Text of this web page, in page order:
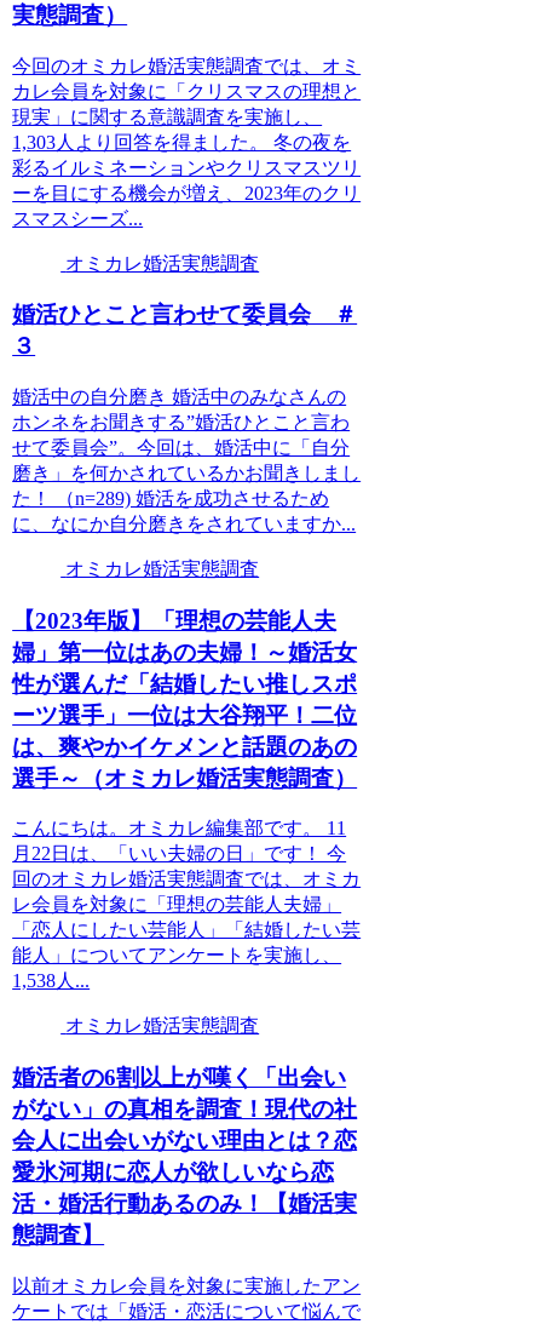
実態調査）
今回のオミカレ婚活実態調査では、オミ
カレ会員を対象に「クリスマスの理想と
現実」に関する意識調査を実施し、
1,303人より回答を得ました。 冬の夜を
彩るイルミネーションやクリスマスツリ
ーを目にする機会が増え、2023年のクリ
スマスシーズ...
オミカレ婚活実態調査
婚活ひとこと言わせて委員会 ＃
３
婚活中の自分磨き 婚活中のみなさんの
ホンネをお聞きする”婚活ひとこと言わ
せて委員会”。今回は、婚活中に「自分
磨き」を何かされているかお聞きしまし
た！ （n=289) 婚活を成功させるため
に、なにか自分磨きをされていますか...
オミカレ婚活実態調査
【2023年版】「理想の芸能人夫
婦」第一位はあの夫婦！～婚活女
性が選んだ「結婚したい推しスポ
ーツ選手」一位は大谷翔平！二位
は、爽やかイケメンと話題のあの
選手～（オミカレ婚活実態調査）
こんにちは。オミカレ編集部です。 11
月22日は、「いい夫婦の日」です！ 今
回のオミカレ婚活実態調査では、オミカ
レ会員を対象に「理想の芸能人夫婦」
「恋人にしたい芸能人」「結婚したい芸
能人」についてアンケートを実施し、
1,538人...
オミカレ婚活実態調査
婚活者の6割以上が嘆く「出会い
がない」の真相を調査！現代の社
会人に出会いがない理由とは？恋
愛氷河期に恋人が欲しいなら恋
活・婚活行動あるのみ！【婚活実
態調査】
以前オミカレ会員を対象に実施したアン
ケートでは「婚活・恋活について悩んで